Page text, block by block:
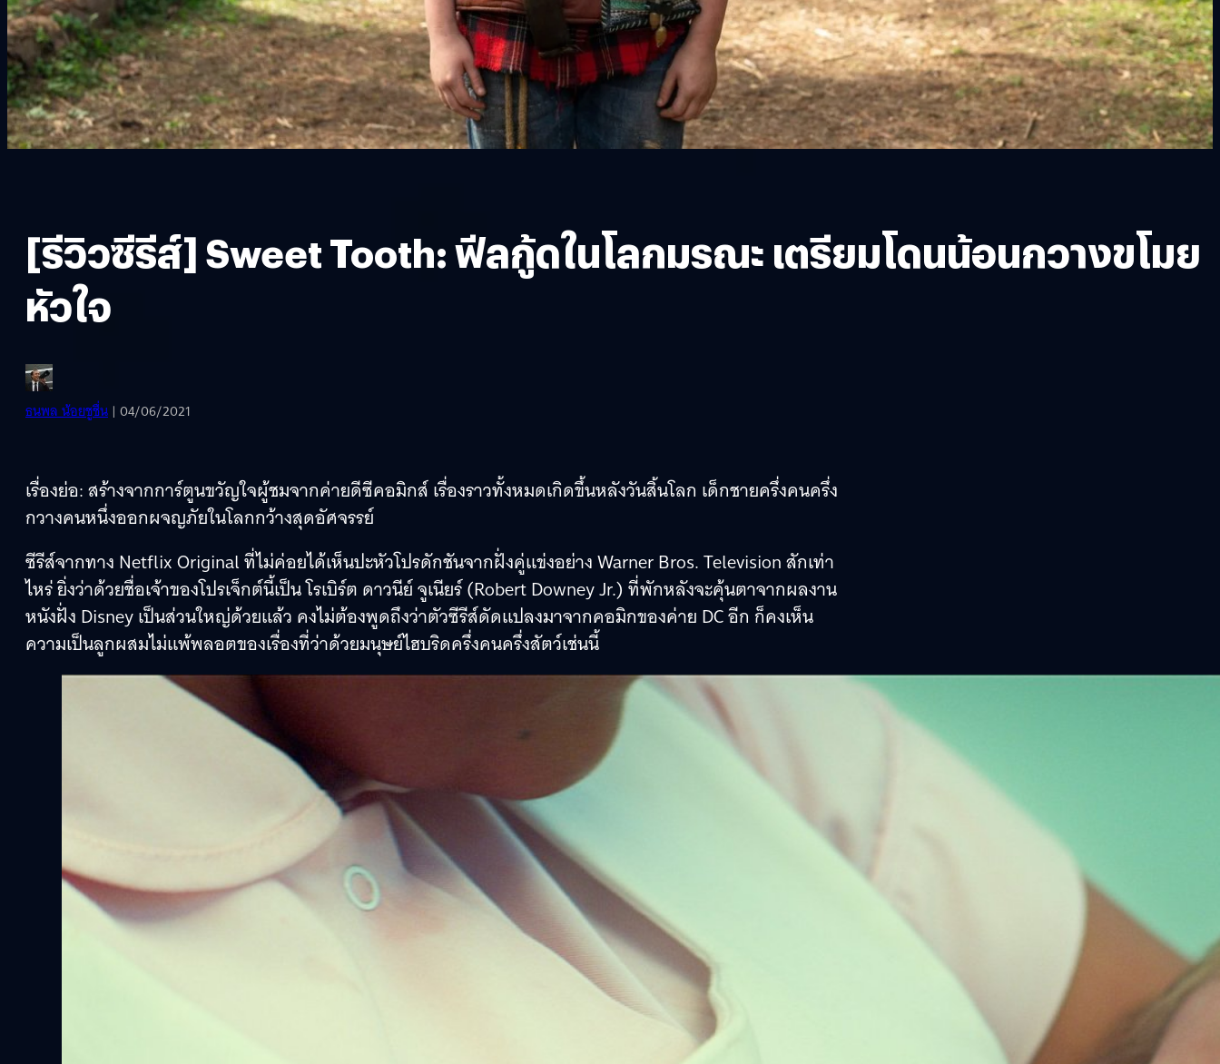
[รีวิวซีรีส์] Sweet Tooth: ฟีลกู้ดในโลกมรณะ เตรียมโดนน้อนกวางขโมย
หัวใจ
ธนพล น้อยชูชื่น | 04/06/2021
เรื่องย่อ: สร้างจากการ์ตูนขวัญใจผู้ชมจากค่ายดีซีคอมิกส์ เรื่องราวทั้งหมดเกิดขึ้นหลังวันสิ้นโลก เด็กชายครึ่งคนครึ่ง
กวางคนหนึ่งออกผจญภัยในโลกกว้างสุดอัศจรรย์
ซีรีส์จากทาง Netflix Original ที่ไม่ค่อยได้เห็นปะหัวโปรดักชันจากฝั่งคู่แข่งอย่าง Warner Bros. Television สักเท่า
ไหร่ ยิ่งว่าด้วยชื่อเจ้าของโปรเจ็กต์นี้เป็น โรเบิร์ต ดาวนีย์ จูเนียร์ (Robert Downey Jr.) ที่พักหลังจะคุ้นตาจากผลงาน
หนังฝั่ง Disney เป็นส่วนใหญ่ด้วยแล้ว คงไม่ต้องพูดถึงว่าตัวซีรีส์ดัดแปลงมาจากคอมิกของค่าย DC อีก ก็คงเห็น
ความเป็นลูกผสมไม่แพ้พลอตของเรื่องที่ว่าด้วยมนุษย์ไฮบริดครึ่งคนครึ่งสัตว์เช่นนี้